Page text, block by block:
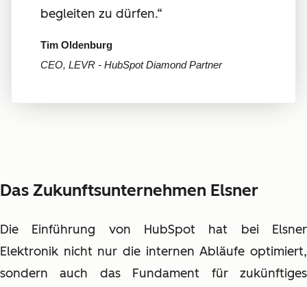
begleiten zu dürfen.“
Tim Oldenburg
CEO, LEVR - HubSpot Diamond Partner
Das Zukunftsunternehmen Elsner
Die Einführung von HubSpot hat bei Elsner
Elektronik nicht nur die internen Abläufe optimiert,
sondern auch das Fundament für zukünftiges